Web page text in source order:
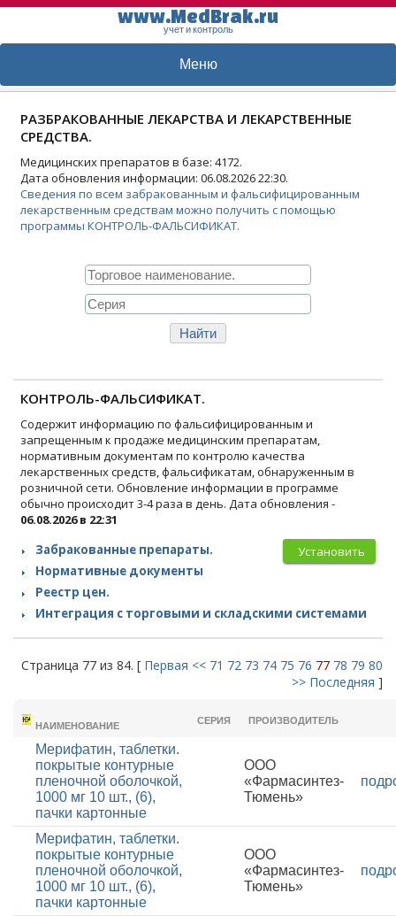
www.MedBrak.ru
учет и контроль
Меню
РАЗБРАКОВАННЫЕ ЛЕКАРСТВА И ЛЕКАРСТВЕННЫЕ
СРЕДСТВА.
Медицинских препаратов в базе: 4172.
Дата обновления информации: 06.08.2026 22:30.
Сведения по всем забракованным и фальсифицированным
лекарственным средствам можно получить с помощью
программы КОНТРОЛЬ-ФАЛЬСИФИКАТ.
КОНТРОЛЬ-ФАЛЬСИФИКАТ.
Содержит информацию по фальсифицированным и
запрещенным к продаже медицинским препаратам,
нормативным документам по контролю качества
лекарственных средств, фальсификатам, обнаруженным в
розничной сети. Обновление информации в программе
обычно происходит 3-4 раза в день. Дата обновления -
06.08.2026 в 22:31
Установить
Забракованные препараты.
Нормативные документы
Реестр цен.
Интеграция с торговыми и складскими системами
Страница 77 из 84. [ Первая << 71 72 73 74 75 76 77 78 79 80
>> Последняя ]
НАИМЕНОВАНИЕ
СЕРИЯ ПРОИЗВОДИТЕЛЬ
Мерифатин, таблетки.
покрытые контурные
пленочной оболочкой,
1000 мг 10 шт., (6),
пачки картонные
ООО
«Фармасинтез-
Тюмень»
Мерифатин, таблетки.
покрытые контурные
пленочной оболочкой,
1000 мг 10 шт., (6),
пачки картонные
ООО
«Фармасинтез-
Тюмень»